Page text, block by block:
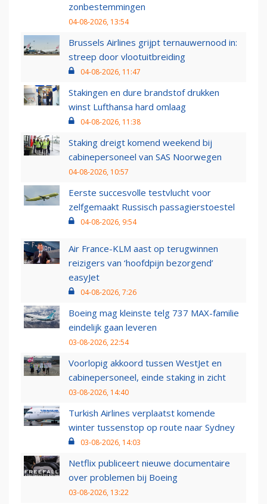
zonbestemmingen
04-08-2026, 13:54
Brussels Airlines grijpt ternauwernood in:
streep door vlootuitbreiding
04-08-2026, 11:47
Stakingen en dure brandstof drukken
winst Lufthansa hard omlaag
04-08-2026, 11:38
Staking dreigt komend weekend bij
cabinepersoneel van SAS Noorwegen
04-08-2026, 10:57
Eerste succesvolle testvlucht voor
zelfgemaakt Russisch passagierstoestel
04-08-2026, 9:54
Air France-KLM aast op terugwinnen
reizigers van ‘hoofdpijn bezorgend’
easyJet
04-08-2026, 7:26
Boeing mag kleinste telg 737 MAX-familie
eindelijk gaan leveren
03-08-2026, 22:54
Voorlopig akkoord tussen WestJet en
cabinepersoneel, einde staking in zicht
03-08-2026, 14:40
Turkish Airlines verplaatst komende
winter tussenstop op route naar Sydney
03-08-2026, 14:03
Netflix publiceert nieuwe documentaire
over problemen bij Boeing
03-08-2026, 13:22